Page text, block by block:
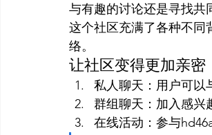
与有趣的讨论还是寻找共
这个社区充满了各种不同
络。
让社区变得更加亲密
私人聊天：用户可以
群组聊天：加入感兴
在线活动：参与